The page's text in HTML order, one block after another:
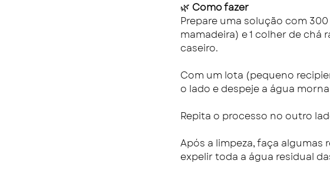
🌿 Como fazer
Prepare uma solução com
mamadeira) e 1 colher de chá
caseiro.
Com um lota (pequeno
o lado e despeje a água
Repita o processo no outro
Após a limpeza, faça
expelir toda a água residual